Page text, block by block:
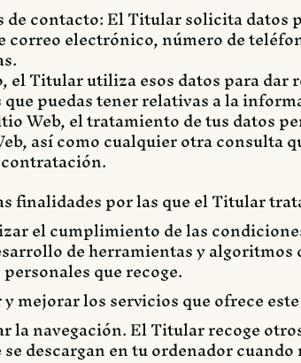
contacto: El Titular solicita datos
correo electrónico, número de
el Titular utiliza esos datos para dar
puedas tener relativas a la
Web, el tratamiento de tus datos
así como cualquier otra consulta
finalidades por las que el Titular
el cumplimiento de las
de herramientas y
que recoge.
mejorar los servicios que ofrece
la navegación. El Titular recoge
descargan en tu ordenador